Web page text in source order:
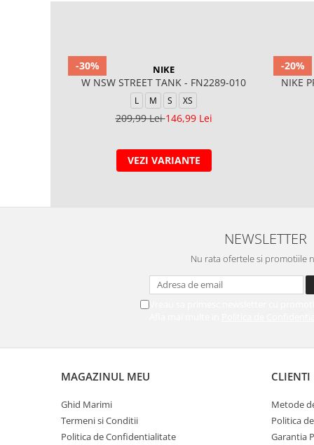
-30% NIKE
W NSW STREET TANK - FN2289-010
L M S XS
209,99 Lei146,99 Lei
VEZI VARIANTE
-20%
NIKE
NEWSLETTER
Nu rata ofertele si promotiile
Vreau sa primesc newsletter cu
MAGAZINUL MEU
Ghid Marimi
Termeni si Conditii
Politica de Confidentialitate
CLIENTI
Metode
Politica
Garantia